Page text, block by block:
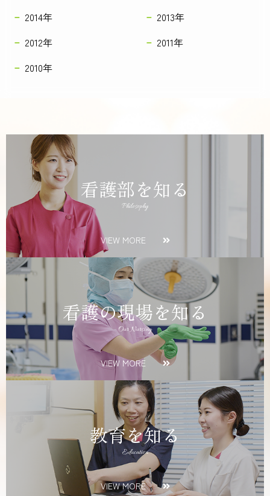
2014年
2013年
2012年
2011年
2010年
看護部を知る
Philosophy
VIEW MORE
看護の現場を知る
Our Nursing
VIEW MORE
教育を知る
Education
VIEW MORE